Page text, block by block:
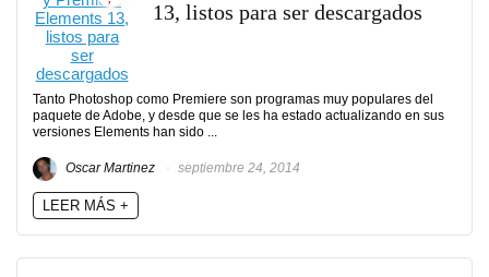
13, listos para ser descargados
Tanto Photoshop como Premiere son programas muy populares del
paquete de Adobe, y desde que se les ha estado actualizando en sus
versiones Elements han sido ...
Oscar Martinez septiembre 24, 2014
LEER MÁS +